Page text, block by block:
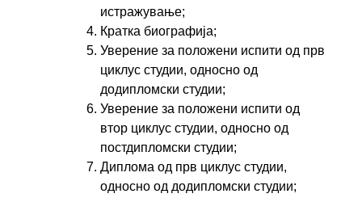
истражување;
Кратка биографија;
Уверение за положени испити од прв
циклус студии, односно од
додипломски студии;
Уверение за положени испити од
втор циклус студии, односно од
постдипломски студии;
Диплома од прв циклус студии,
односно од додипломски студии;